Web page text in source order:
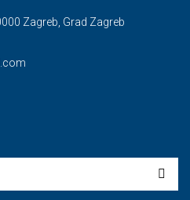
Zagreb, Grad Zagreb